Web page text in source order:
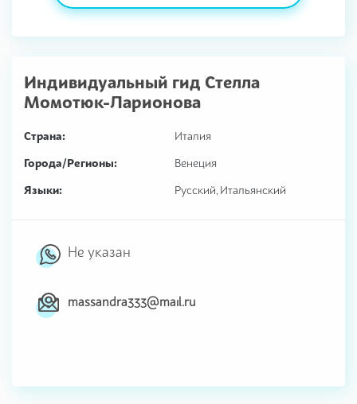
Индивидуальный гид Стелла
Момотюк-Ларионова
Страна:
Италия
Города/Регионы:
Венеция
Языки:
Русский, Итальянский
Не указан
massandra333@mail.ru